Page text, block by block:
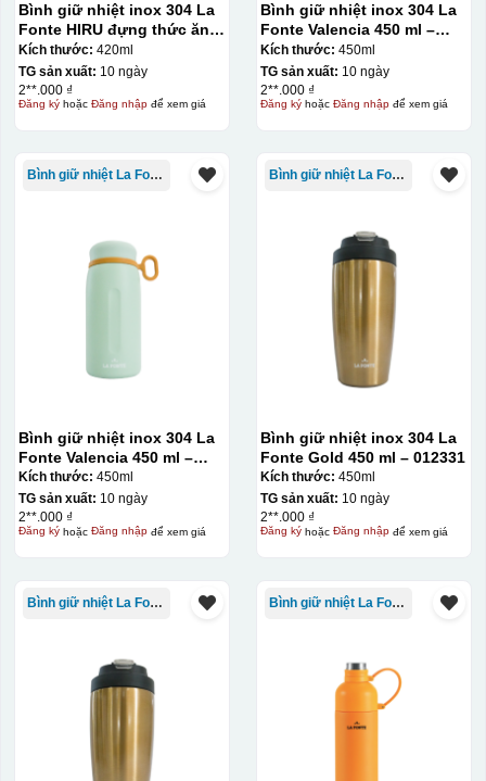
Bình giữ nhiệt inox 304 La
Fonte HIRU đựng thức ăn
420 ml – 012348
Kích thước: 420ml
TG sản xuất: 10 ngày
2**.000 ₫
Đăng kýhoặc Đăng nhậpđể xem giá
Bình giữ nhiệt inox 304 La
Fonte Valencia 450 ml –
012355
Kích thước: 450ml
TG sản xuất: 10 ngày
2**.000 ₫
Đăng kýhoặc Đăng nhậpđể xem giá
Bình giữ nhiệt La Fonte
Bình giữ nhiệt inox 304 La
Fonte Valencia 450 ml –
012355
Kích thước: 450ml
TG sản xuất: 10 ngày
2**.000 ₫
Đăng kýhoặc Đăng nhậpđể xem giá
Bình giữ nhiệt La Fonte
Bình giữ nhiệt inox 304 La
Fonte Gold 450 ml – 012331
Kích thước: 450ml
TG sản xuất: 10 ngày
2**.000 ₫
Đăng kýhoặc Đăng nhậpđể xem giá
Bình giữ nhiệt La Fonte Bình giữ nhiệt La Fonte